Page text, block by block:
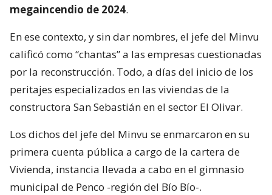
megaincendio de 2024.
En ese contexto, y sin dar nombres, el jefe del Minvu
calificó como “chantas” a las empresas cuestionadas
por la reconstrucción. Todo, a días del inicio de los
peritajes especializados en las viviendas de la
constructora San Sebastián en el sector El Olivar.
Los dichos del jefe del Minvu se enmarcaron en su
primera cuenta pública a cargo de la cartera de
Vivienda, instancia llevada a cabo en el gimnasio
municipal de Penco -región del Bío Bío-.